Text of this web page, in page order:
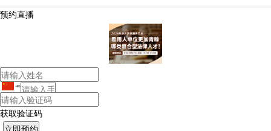
aw a
nd C
rimin
al Pr
宪法
入门
CON
STIT
预约直播
+86
获取验证码